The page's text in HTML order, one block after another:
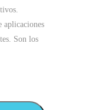
aplicaciones
Son los